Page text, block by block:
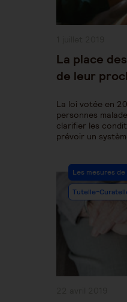
La place
de leur
La loi votée en
personnes
clarifier les
prévoir un
Post
Category:
Les mesures
Tutelle-